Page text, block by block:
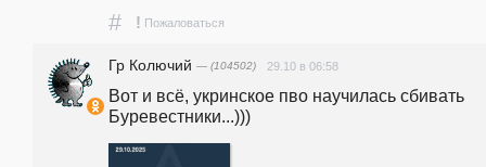
# ! Пожаловаться
Гр Колючий — (104502) 29.10 в 06:58
Вот и всё, укринское пво научилась сбивать
Буревестники...)))